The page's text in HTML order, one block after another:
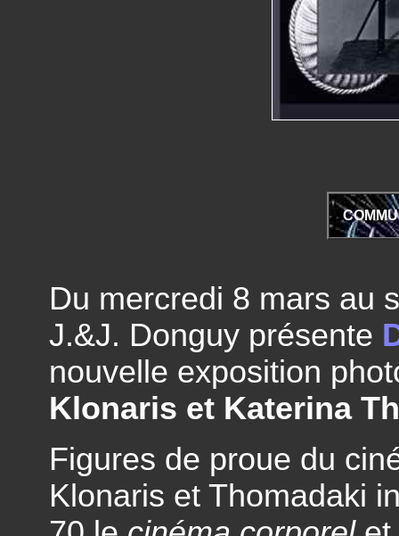
Du mercredi 8 mars au
J.&J. Donguy présente
nouvelle exposition
Klonaris et Katerina
Figures de proue du
Klonaris et Thomadaki